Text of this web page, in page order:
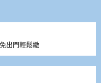
出門輕鬆繳